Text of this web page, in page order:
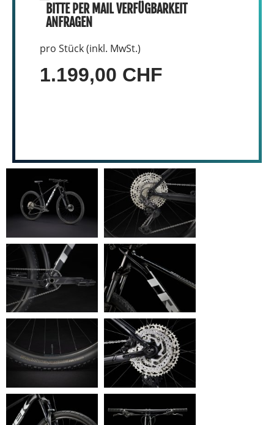
BITTE PER MAIL VERFÜGBARKEIT
ANFRAGEN
pro Stück (inkl. MwSt.)
1.199,00 CHF